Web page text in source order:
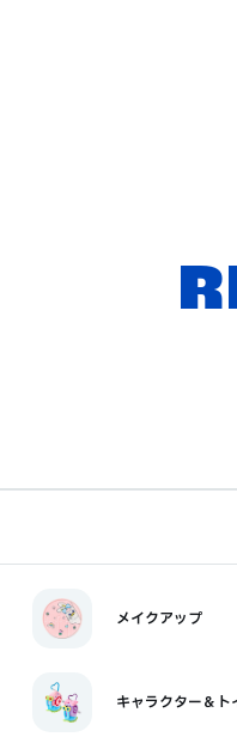
メイクアップ
キャラクター＆ト